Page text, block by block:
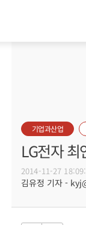
기업과산업
LG전자
2014-11-27
김유정 기자 -